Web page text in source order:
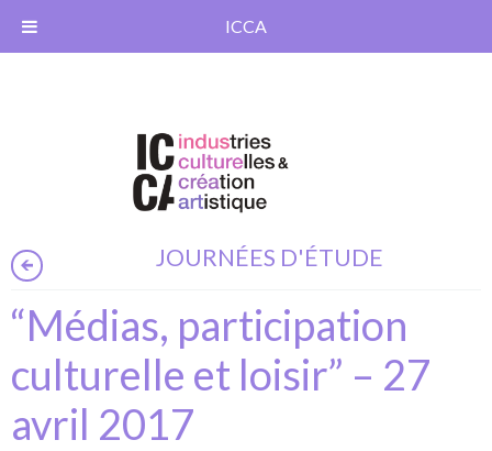
JOURNÉES D'ÉTUDE
“Médias, participation
culturelle et loisir” – 27
avril 2017
ICCA